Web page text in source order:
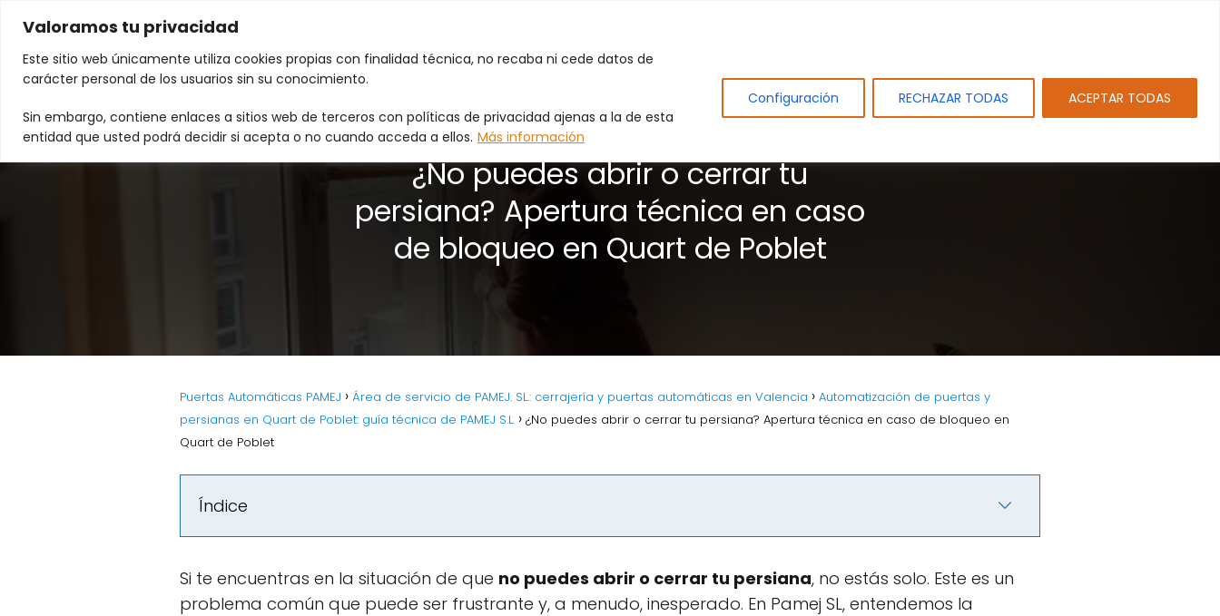
Valoramos tu privacidad
Este sitio web únicamente utiliza cookies propias con finalidad técnica, no recaba ni cede datos de
carácter personal de los usuarios sin su conocimiento.
Sin embargo, contiene enlaces a sitios web de terceros con políticas de privacidad ajenas a la de esta
entidad que usted podrá decidir si acepta o no cuando acceda a ellos. Más información
Configuración RECHAZAR TODAS ACEPTAR TODAS
¿No puedes abrir o cerrar tu
persiana? Apertura técnica en caso
de bloqueo en Quart de Poblet
Puertas Automáticas PAMEJ Área de servicio de PAMEJ. SL.: cerrajería y puertas automáticas en Valencia
Automatización de puertas y
persianas en Quart de Poblet: guía técnica de PAMEJ S.L.
¿No puedes abrir o cerrar tu persiana? Apertura técnica en caso de bloqueo en
Quart de Poblet
Índice
Si te encuentras en la situación de que no puedes abrir o cerrar tu persiana, no estás solo. Este es un
problema común que puede ser frustrante y, a menudo, inesperado. En Pamej SL, entendemos la